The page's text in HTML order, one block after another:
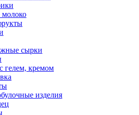
молоко
сырки
гелем, кремом
изделия